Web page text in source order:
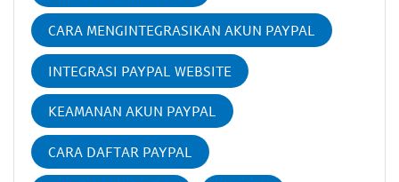
CARA MENGINTEGRASIKAN AKUN PAYPAL
INTEGRASI PAYPAL WEBSITE
KEAMANAN AKUN PAYPAL
CARA DAFTAR PAYPAL